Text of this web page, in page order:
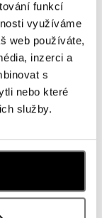
funkcí
využíváme
web používáte,
inzerci a
s
nebo které
služby.